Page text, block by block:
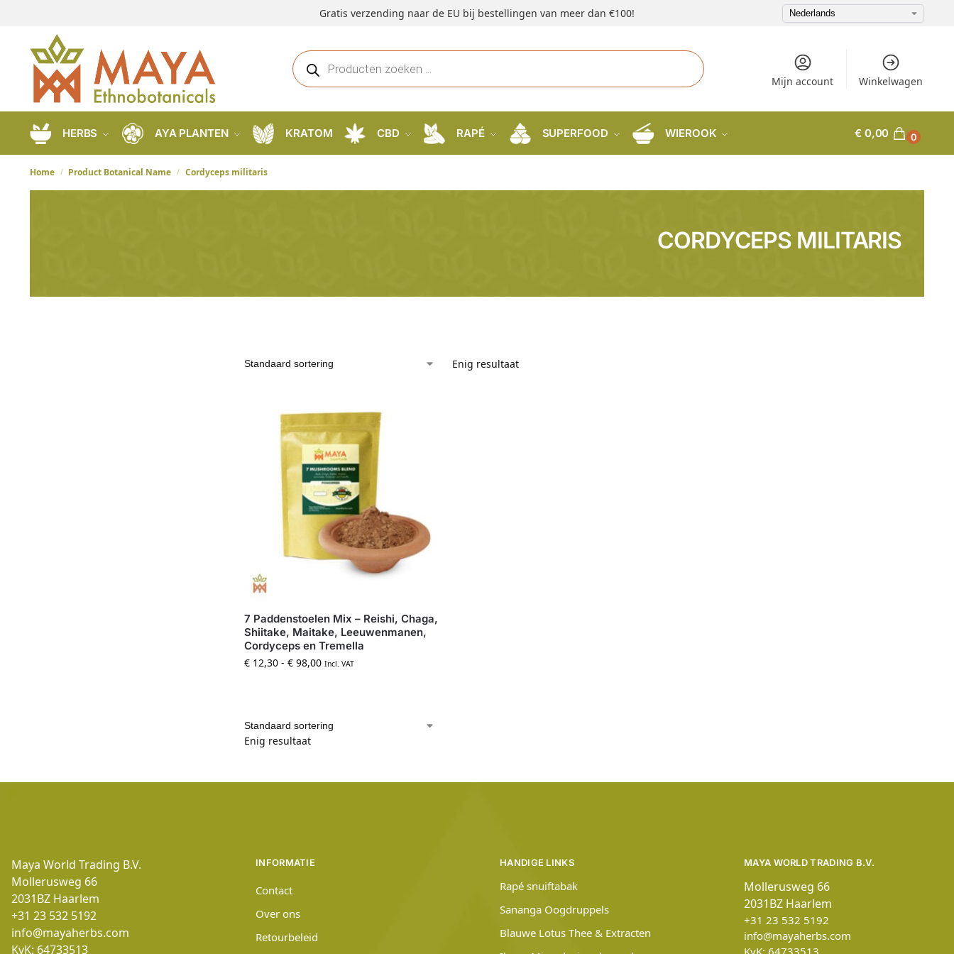
Gratis verzending naar de EU bij bestellingen van meer dan €100!
Mijn account Winkelwagen
HERBS AYA PLANTEN KRATOM CBD RAPÉ SUPERFOOD WIEROOK € 0,00 0
Home / Product Botanical Name / Cordyceps militaris
CORDYCEPS MILITARIS
Enig resultaat
7 Paddenstoelen Mix – Reishi, Chaga,
Shiitake, Maitake, Leeuwenmanen,
Cordyceps en Tremella
€ 12,30 - € 98,00 Incl. VAT
Enig resultaat
Maya World Trading B.V.
Mollerusweg 66
2031BZ Haarlem
+31 23 532 5192
info@mayaherbs.com
KvK: 64733513
INFORMATIE
Contact
Over ons
Retourbeleid
HANDIGE LINKS
Rapé snuiftabak
Sananga Oogdruppels
Blauwe Lotus Thee & Extracten
MAYA WORLD TRADING B.V.
Mollerusweg 66
2031BZ Haarlem
+31 23 532 5192
info@mayaherbs.com